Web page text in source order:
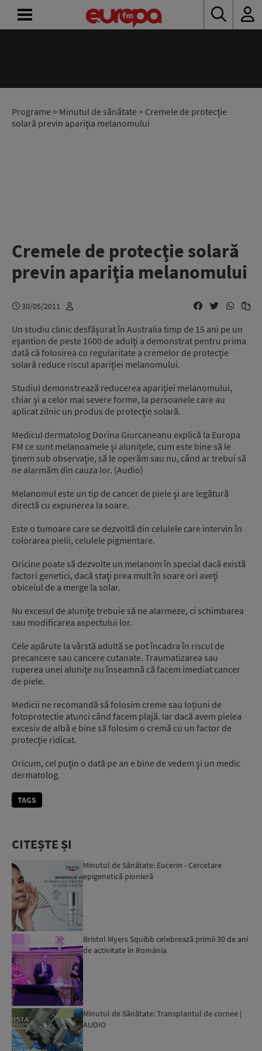
Programe> Minutul de sănătate> Cremele de protecţie
solară previn apariţia melanomului
Cremele de protecţie solară
previn apariţia melanomului
30/05/2011
Un studiu clinic desfăşurat în Australia timp de 15 ani pe un
eşantion de peste 1600 de adulţi a demonstrat pentru prima
dată că folosirea cu regularitate a cremelor de protecţie
solară reduce riscul apariţiei melanomului.
Studiul demonstrează reducerea apariţiei melanomului,
chiar şi a celor mai severe forme, la persoanele care au
aplicat zilnic un produs de protecţie solară.
Medicul dermatolog Dorina Giurcaneanu explică la Europa
FM ce sunt melanoamele şi aluniţele, cum este bine să le
ţinem sub observaţie, să le operăm sau nu, când ar trebui să
ne alarmăm din cauza lor. (Audio)
Melanomul este un tip de cancer de piele şi are legătură
directă cu expunerea la soare.
Este o tumoare care se dezvoltă din celulele care intervin în
colorarea pielii, celulele pigmentare.
Oricine poate să dezvolte un melanom în special dacă există
factori genetici, dacă staţi prea mult în soare ori aveţi
obiceiul de a merge la solar.
Nu excesul de aluniţe trebuie să ne alarmeze, ci schimbarea
sau modificarea aspectului lor.
Cele apărute la vârstă adultă se pot încadra în riscul de
precancere sau cancere cutanate. Traumatizarea sau
ruperea unei aluniţe nu înseamnă că facem imediat cancer
de piele.
Medicii ne recomandă să folosim creme sau loţiuni de
fotoprotectie atunci când facem plajă. Iar dacă avem pielea
excesiv de albă e bine să folosim o cremă cu un factor de
protecţie ridicat.
Oricum, cel puţin o dată pe an e bine de vedem şi un medic
dermatolog.
TAGS
CITEȘTE ȘI
Minutul de Sănătate: Eucerin - Cercetare
epigenetică pionieră
Bristol Myers Squibb celebrează primii 30 de ani
de activitate în România
Minutul de Sănătate: Transplantul de cornee |
AUDIO
RADIO